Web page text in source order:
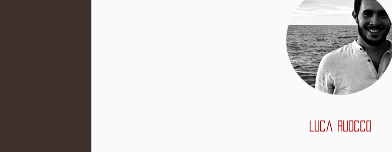
Luca Ruocco